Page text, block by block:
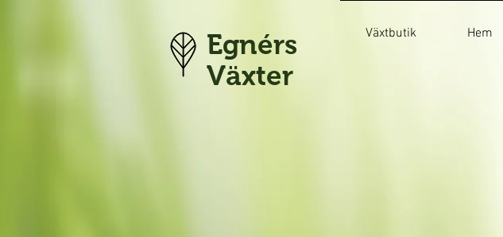
Egnérs
Växter
Växtbutik Hem